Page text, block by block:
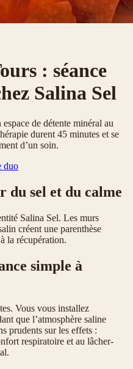
: séance
Salina Sel
de détente minéral au
durent 45 minutes et se
d’un soin.
duo
du sel et du calme
Salina Sel. Les murs
créent une parenthèse
la récupération.
simple à
Vous vous installez
que l’atmosphère saline
prudents sur les effets :
respiratoire et au lâcher-